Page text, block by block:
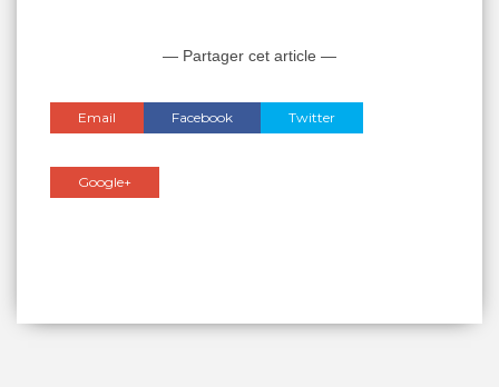
— Partager cet article —
Email Facebook Twitter
Google+